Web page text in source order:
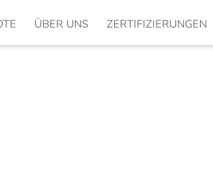
ÜBER UNS ZERTIFIZIERUNGEN